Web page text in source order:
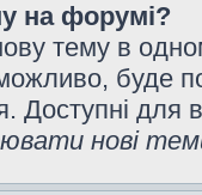
на форумі?
тему в
буде
Доступні для
нові